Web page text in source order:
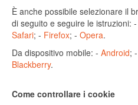
È anche possibile selezionare il
di seguito e seguire le istruzioni: -
Safari; - Firefox; - Opera.
Da dispositivo mobile: - Android; -
Blackberry.
Come controllare i cookie